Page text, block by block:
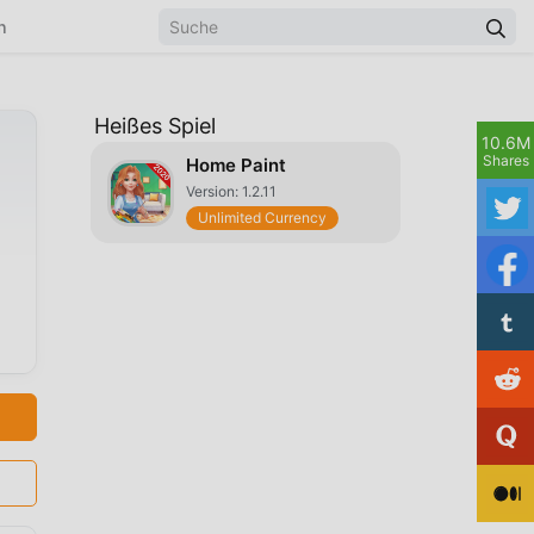
Heißes Spiel
Home Paint
Version: 1.2.11
Unlimited Currency
10.6M
Shares